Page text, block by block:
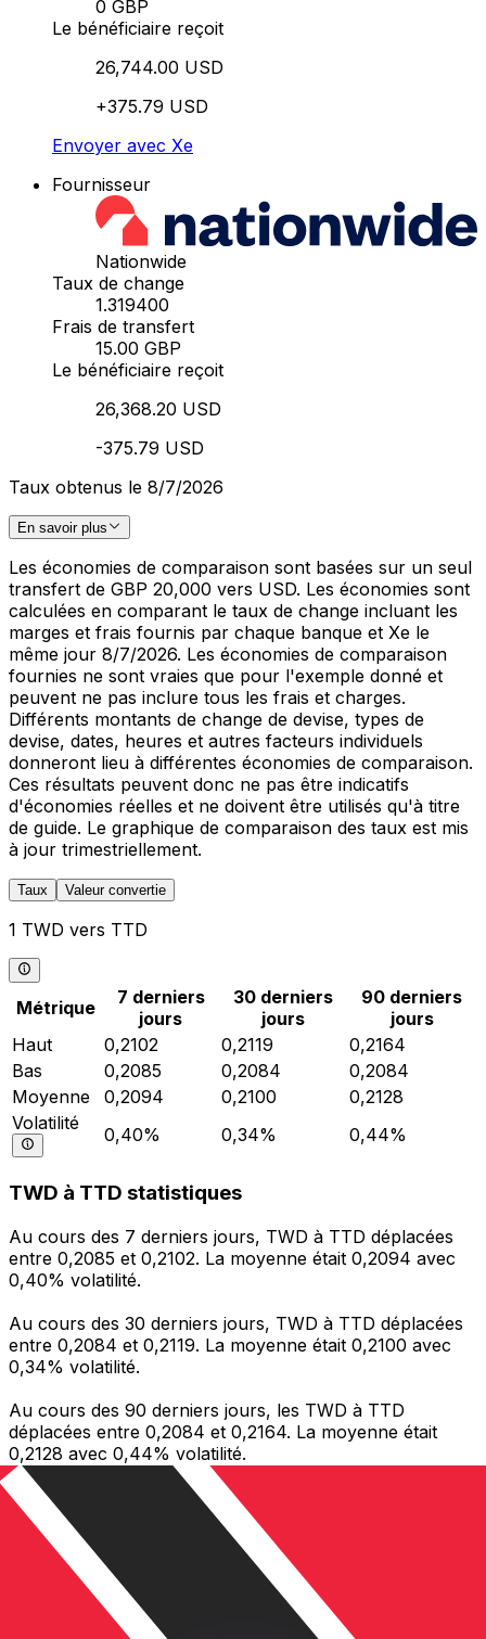
0 GBP
Le bénéficiaire reçoit
26,744.00 USD
+375.79 USD
Envoyer avec Xe
Fournisseur
Nationwide
Taux de change
1.319400
Frais de transfert
15.00 GBP
Le bénéficiaire reçoit
26,368.20 USD
-375.79 USD
Taux obtenus le 8/7/2026
En savoir plus
Les économies de comparaison sont basées sur un seul
transfert de GBP 20,000 vers USD. Les économies sont
calculées en comparant le taux de change incluant les
marges et frais fournis par chaque banque et Xe le
même jour 8/7/2026. Les économies de comparaison
fournies ne sont vraies que pour l'exemple donné et
peuvent ne pas inclure tous les frais et charges.
Différents montants de change de devise, types de
devise, dates, heures et autres facteurs individuels
donneront lieu à différentes économies de comparaison.
Ces résultats peuvent donc ne pas être indicatifs
d'économies réelles et ne doivent être utilisés qu'à titre
de guide. Le graphique de comparaison des taux est mis
à jour trimestriellement.
Taux Valeur convertie
1 TWD vers TTD
Métrique
7 derniers
jours
30 derniers
jours
90 derniers
jours
Haut
0,2102 0,2119
0,2164
Bas
0,2085 0,2084
0,2084
Moyenne
0,2094 0,2100
0,2128
Volatilité
0,40% 0,34% 0,44%
TWD à TTD statistiques
Au cours des 7 derniers jours, TWD à TTD déplacées
entre 0,2085 et 0,2102. La moyenne était 0,2094 avec
0,40% volatilité.
Au cours des 30 derniers jours, TWD à TTD déplacées
entre 0,2084 et 0,2119. La moyenne était 0,2100 avec
0,34% volatilité.
Au cours des 90 derniers jours, les TWD à TTD
déplacées entre 0,2084 et 0,2164. La moyenne était
0,2128 avec 0,44% volatilité.
Envoyer de l’argent
Gérez votre argent et vos devises lorsque vous
êtes en déplacement
L'application Xe réunit toutes les fonctionnalités
nécessaires pour vos transferts d'argent internationaux